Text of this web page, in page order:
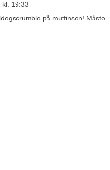
kl. 19:33
på muffinsen! Måste